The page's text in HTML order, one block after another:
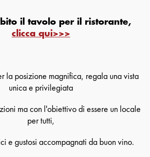
il tavolo per il ristorante,
clicca qui>>>
la posizione magnifica, regala una vista
unica e privilegiata
ma con l'obiettivo di essere un locale
per tutti,
e gustosi accompagnati da buon vino.